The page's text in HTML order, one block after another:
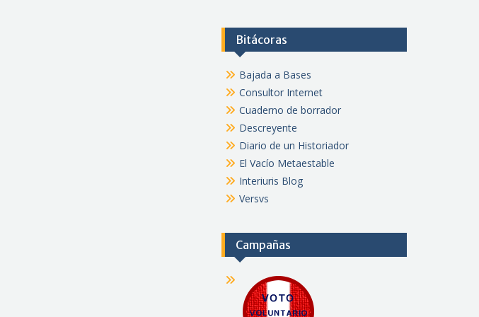
Bitácoras
Bajada a Bases
Consultor Internet
Cuaderno de borrador
Descreyente
Diario de un Historiador
El Vacío Metaestable
Interiuris Blog
Versvs
Campañas